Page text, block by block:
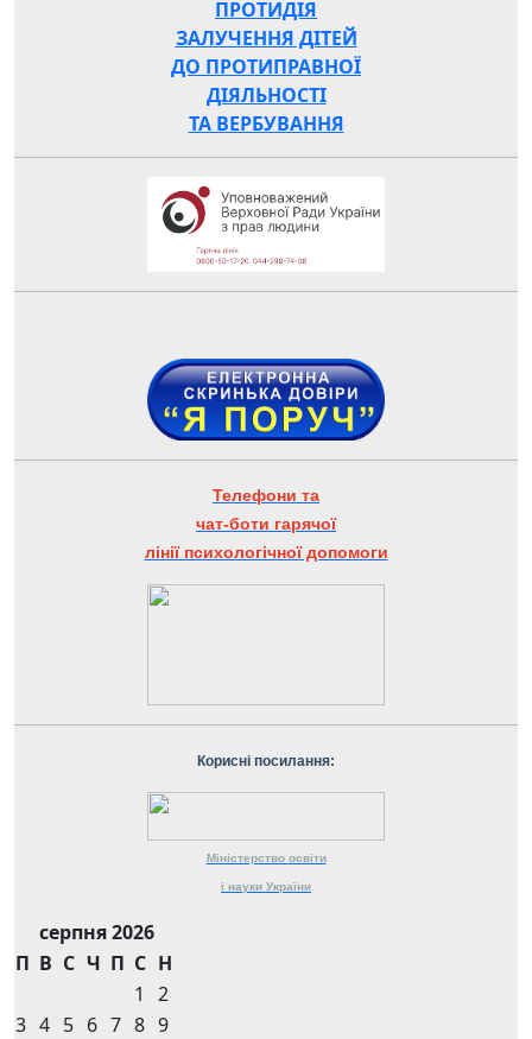
ПРОТИДІЯ
ЗАЛУЧЕННЯ ДІТЕЙ
ДО ПРОТИПРАВНОЇ
ДІЯЛЬНОСТІ
ТА ВЕРБУВАННЯ
Телефони та
чат-боти гарячої
лінії психологічної допомоги
Корисні посилання:
Міністерство освіти
і науки України
серпня 2026
П В С Ч П С Н
1
2
3 4 5 6 7 8 9